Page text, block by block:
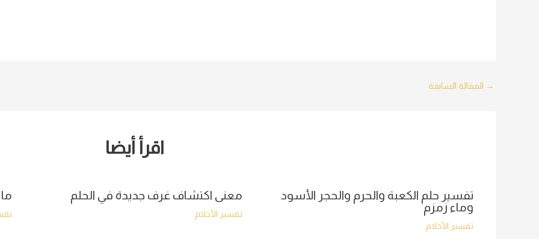
Post
→ المقالة السابقة
اقرأ أيضا
تفسير حلم الكعبة والحرم والحجر الأسود
وماء زمزم
تفسير الأحلام
معنى اكتشاف غرف جديدة في الحلم
تفسير الأحلام